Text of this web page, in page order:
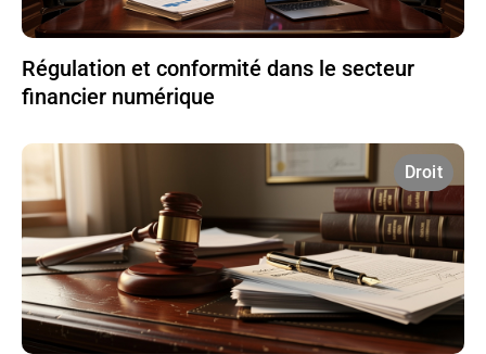
Régulation et conformité dans le secteur
financier numérique
Droit